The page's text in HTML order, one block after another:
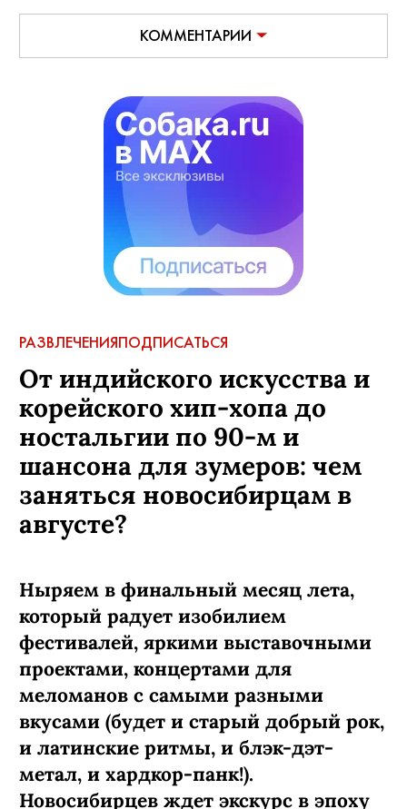
КОММЕНТАРИИ
РАЗВЛЕЧЕНИЯПОДПИСАТЬСЯ
От индийского искусства и
корейского хип-хопа до
ностальгии по 90-м и
шансона для зумеров: чем
заняться новосибирцам в
августе?
Ныряем в финальный месяц лета,
который радует изобилием
фестивалей, яркими выставочными
проектами, концертами для
меломанов с самыми разными
вкусами (будет и старый добрый рок,
и латинские ритмы, и блэк-дэт-
метал, и хардкор-панк!).
Новосибирцев ждет экскурс в эпоху